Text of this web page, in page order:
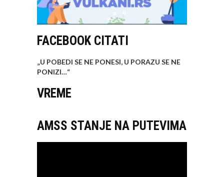
FACEBOOK CITATI
„U POBEDI SE NE PONESI, U PORAZU SE NE
PONIZI…“
VREME
AMSS STANJE NA PUTEVIMA